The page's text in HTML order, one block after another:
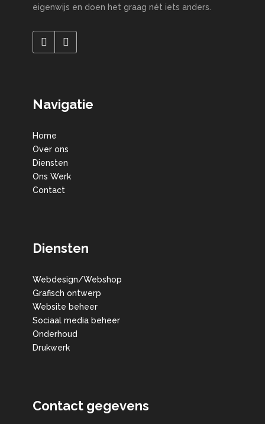
eigenwijs en doen het graag nét iets anders.
Navigatie
Home
Over ons
Diensten
Ons Werk
Contact
Diensten
Webdesign/Webshop
Grafisch ontwerp
Website beheer
Sociaal media beheer
Onderhoud
Drukwerk
Contact gegevens